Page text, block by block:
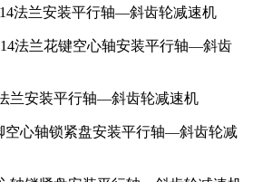
法兰安装平行轴—斜齿轮减速机
法兰花键空心轴安装平行轴—斜齿
兰安装平行轴—斜齿轮减速机
空心轴锁紧盘安装平行轴—斜齿轮减